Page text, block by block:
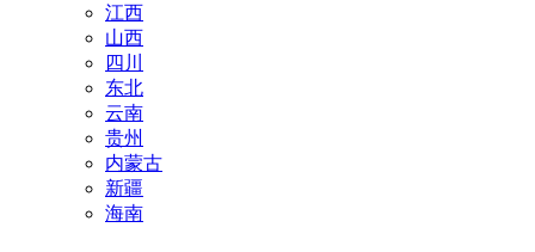
江西
山西
四川
东北
云南
贵州
内蒙古
新疆
海南